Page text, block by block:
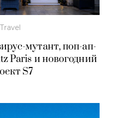
Travel
мутант, поп-ап-
Paris и новогодний
S7